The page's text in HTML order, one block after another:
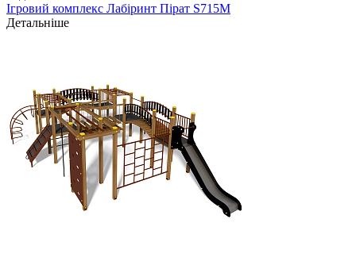
Ігровий комплекс Лабіринт Пірат S715M
Детальніше